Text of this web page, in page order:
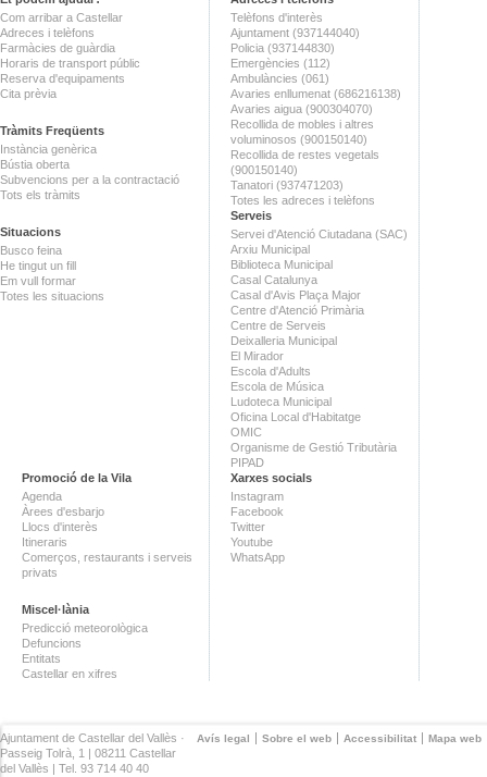
Com arribar a Castellar
Adreces i telèfons
Farmàcies de guàrdia
Horaris de transport públic
Reserva d'equipaments
Cita prèvia
Tràmits Freqüents
Instància genèrica
Bústia oberta
Subvencions per a la contractació
Tots els tràmits
Situacions
Busco feina
He tingut un fill
Em vull formar
Totes les situacions
Telèfons d'interès
Ajuntament (937144040)
Policia (937144830)
Emergències (112)
Ambulàncies (061)
Avaries enllumenat (686216138)
Avaries aigua (900304070)
Recollida de mobles i altres
voluminosos (900150140)
Recollida de restes vegetals
(900150140)
Tanatori (937471203)
Totes les adreces i telèfons
Serveis
Servei d'Atenció Ciutadana (SAC)
Arxiu Municipal
Biblioteca Municipal
Casal Catalunya
Casal d'Avis Plaça Major
Centre d'Atenció Primària
Centre de Serveis
Deixalleria Municipal
El Mirador
Escola d'Adults
Escola de Música
Ludoteca Municipal
Oficina Local d'Habitatge
OMIC
Organisme de Gestió Tributària
PIPAD
Promoció de la Vila
Agenda
Àrees d'esbarjo
Llocs d'interès
Itineraris
Comerços, restaurants i serveis
privats
Miscel·lània
Predicció meteorològica
Defuncions
Entitats
Castellar en xifres
Xarxes socials
Instagram
Facebook
Twitter
Youtube
WhatsApp
Avís legal Sobre el web Accessibilitat Mapa web
Ajuntament de Castellar del Vallès ·
Passeig Tolrà, 1 | 08211 Castellar
del Vallès | Tel. 93 714 40 40